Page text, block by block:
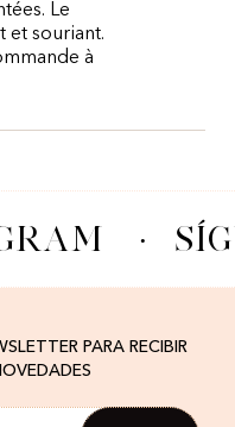
Le
et souriant.
à
·
PARA RECIBIR